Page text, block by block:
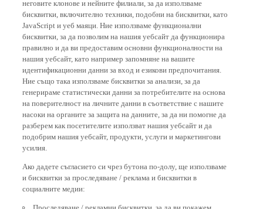
бисквитки, включително техники, подобни на бисквитки, като
JavaScript и уеб маяци. Ние използваме функционални
бисквитки, за да позволим на нашия уебсайт да функционира
правилно и да ви предоставим основни функционалности на
нашия уебсайт, като например запомняне на вашите
идентификационни данни за вход и езикови предпочитания.
Ние също така използваме бисквитки за анализи, за да
генерираме статистически данни за потребителите на основа
разберем как посетителите използват нашия уебсайт и да
подобрим нашия уебсайт, продукти, услуги и маркетингови
Ако дадете съгласието си чрез бутона по-долу, ще използваме
и бисквитки за проследяване / реклама и бисквитки в
Проследяване / рекламни бисквитки, за да ви покажем